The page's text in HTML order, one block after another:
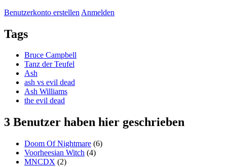
Benutzerkonto erstellen Anmelden
Tags
Bruce Campbell
Tanz der Teufel
Ash
ash vs evil dead
Ash Williams
the evil dead
3 Benutzer haben hier geschrieben
Doom Of Nightmare (6)
Voorheesian Witch (4)
MNCDX (2)